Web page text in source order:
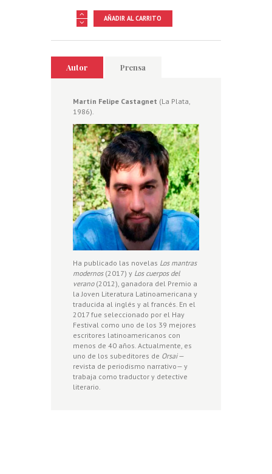
cuerpos
cantidad
AÑADIR AL CARRITO
Autor Prensa
Martín Felipe Castagnet (La Plata,
1986).
Ha publicado las novelas Los mantras
modernos(2017) y Los cuerpos del
verano(2012), ganadora del Premio a
la Joven Literatura Latinoamericana y
traducida al inglés y al francés. En el
2017 fue seleccionado por el Hay
Festival como uno de los 39 mejores
escritores latinoamericanos con
menos de 40 años. Actualmente, es
uno de los subeditores de Orsai—
revista de periodismo narrativo— y
trabaja como traductor y detective
literario.